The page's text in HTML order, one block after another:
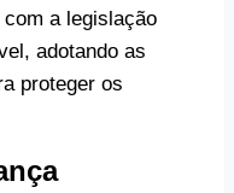
a legislação
adotando as
proteger os